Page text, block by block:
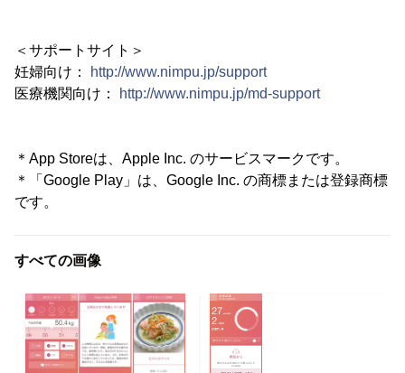
＜サポートサイト＞
妊婦向け：
http://www.nimpu.jp/support
医療機関向け：
http://www.nimpu.jp/md-support
＊App Storeは、Apple Inc. のサービスマークです。
＊「Google Play」は、Google Inc. の商標または登録商標
です。
すべての画像